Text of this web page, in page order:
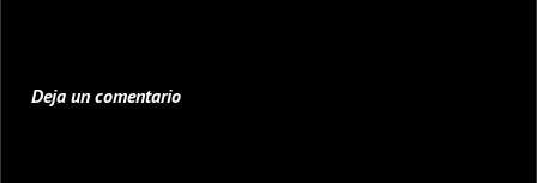
Deja un comentario